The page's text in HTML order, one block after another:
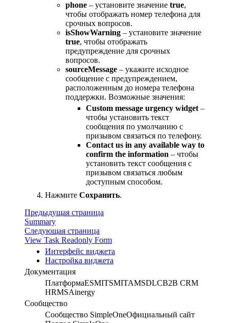
phone – установите значение true,
чтобы отображать номер телефона для
срочных вопросов.
isShowWarning – установите значение
true, чтобы отображать
предупреждение для срочных
вопросов.
sourceMessage – укажите исходное
сообщение с предупреждением,
расположенным до номера телефона
поддержки. Возможные значения:
Custom message urgency widget –
чтобы установить текст
сообщения по умолчанию с
призывом связаться по телефону.
Contact us in any available way to
confirm the information – чтобы
установить текст сообщения с
призывом связаться любым
доступным способом.
Нажмите Сохранить.
Предыдущая страница
Summary
Следующая страница
View Task Readonly Form
Интерфейс виджета
Настройка виджета
Документация
ПлатформаESMITSMITAMSDLCB2B CRM
HRMSAinergy
Сообщество
Сообщество SimpleOneОфициальный сайт